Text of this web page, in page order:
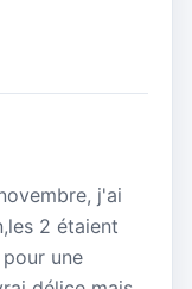
j'ai
2 étaient
une